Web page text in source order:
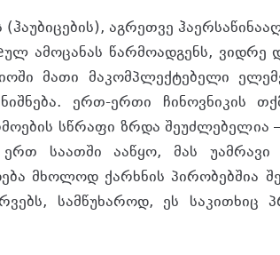
(ჰაუბიცების), აგრეთვე
ამოცანას წარმოადგენს, ვიდრე
მათი მაკომპლექტებელი
ერთ-ერთი ჩინოვნიკის
სწრაფი ზრდა შეუძლებელია
საათში ააწყო, მას უამრავი
მხოლოდ ქარხნის პირობებშია
სამწუხაროდ, ეს